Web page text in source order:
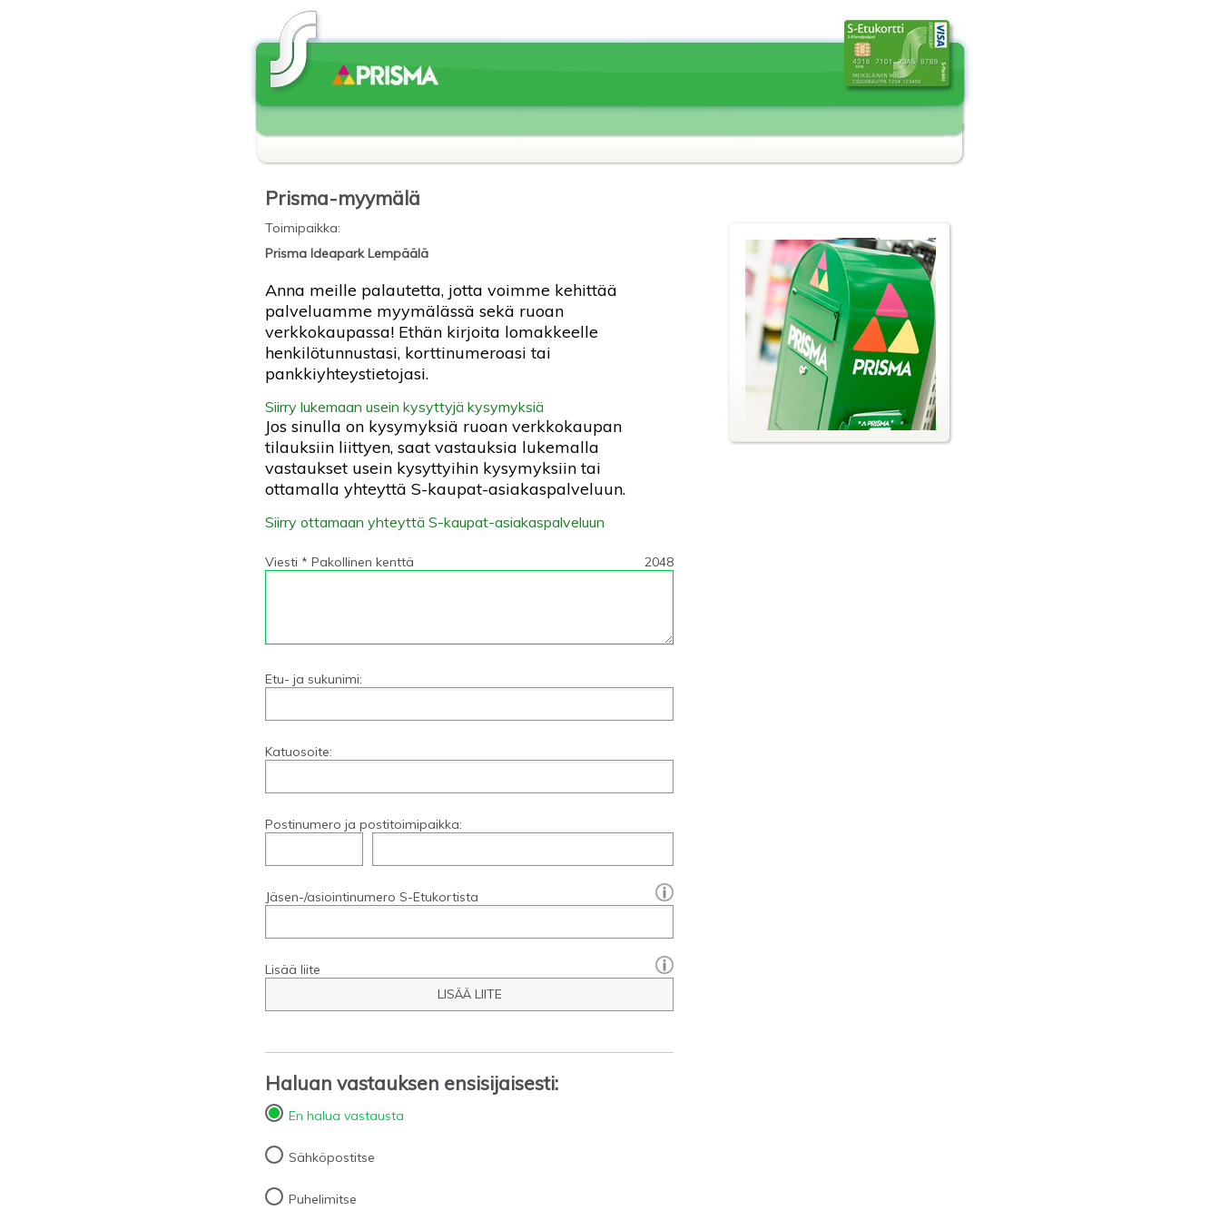
Prisma-myymälä
Toimipaikka:
Prisma Ideapark Lempäälä
Anna meille palautetta, jotta voimme kehittää
palveluamme myymälässä sekä ruoan
verkkokaupassa! Ethän kirjoita lomakkeelle
henkilötunnustasi, korttinumeroasi tai
pankkiyhteystietojasi.
Siirry lukemaan usein kysyttyjä kysymyksiä
Jos sinulla on kysymyksiä ruoan verkkokaupan
tilauksiin liittyen, saat vastauksia lukemalla
vastaukset usein kysyttyihin kysymyksiin tai
ottamalla yhteyttä S-kaupat-asiakaspalveluun.
Siirry ottamaan yhteyttä S-kaupat-asiakaspalveluun
Viesti * Pakollinen kenttä 2048
Etu- ja sukunimi:
Katuosoite:
Postinumero ja postitoimipaikka:
Jäsen-/asiointinumero S-Etukortista
Lisää liite
LISÄÄ LIITE
Haluan vastauksen ensisijaisesti:
En halua vastausta
Sähköpostitse
Puhelimitse